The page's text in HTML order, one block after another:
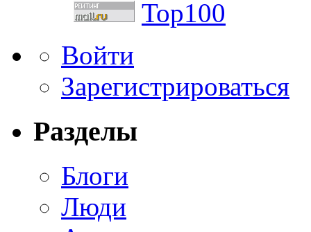
Войти
Зарегистрироваться
Разделы
Блоги
Люди